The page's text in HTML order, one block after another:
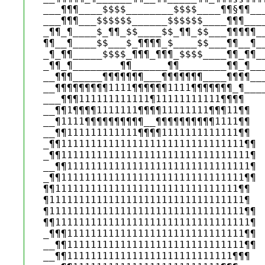
___¶¶¶111111111111¶11111111111¶¶¶¶
__¶¶1¶¶¶¶1111111¶¶¶¶11111111¶¶¶11¶¶
__¶1111¶¶¶¶¶¶¶¶¶¶__¶¶¶¶¶¶¶¶¶¶1111¶¶
__¶¶111111111111¶¶¶¶1111111111111¶¶
_¶¶1111111111111111111111111111111¶¶
_¶¶11111111111111111111111111111111¶
__¶¶1111111111111111111111111111111¶
_¶¶1111111111111111111111111111111¶¶
¶¶1111111111111111111111111111111¶¶
¶111111111111111111111111111111111¶
¶111111111111111111111111111111111¶¶
¶¶111111111111111111111111111111111¶
_¶¶¶111111111111111111111111111111¶¶
__¶¶111111111111111111111111111111¶¶
__¶¶1111111111111111111111111111¶¶¶